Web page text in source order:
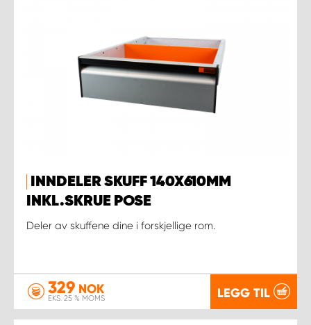
INNDELER SKUFF 140X610MM
INKL.SKRUE POSE
Deler av skuffene dine i forskjellige rom.
329 NOK
EKS. 25 % MOMS LEGG TIL